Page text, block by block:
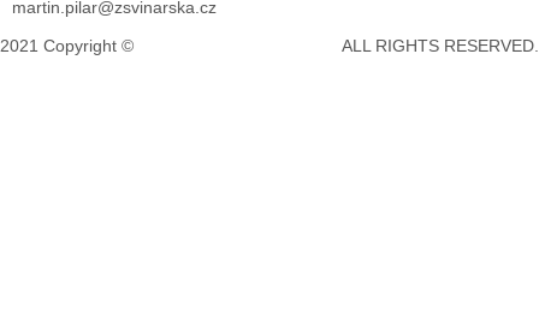
martin.pilar@zsvinarska.cz
2021 Copyright ©
ALL RIGHTS RESERVED.